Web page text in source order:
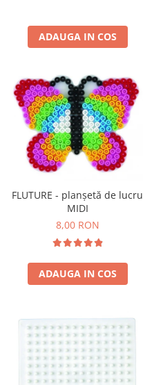
ADAUGA IN COS
FLUTURE - planșetă de lucru
MIDI
8,00 RON
ADAUGA IN COS